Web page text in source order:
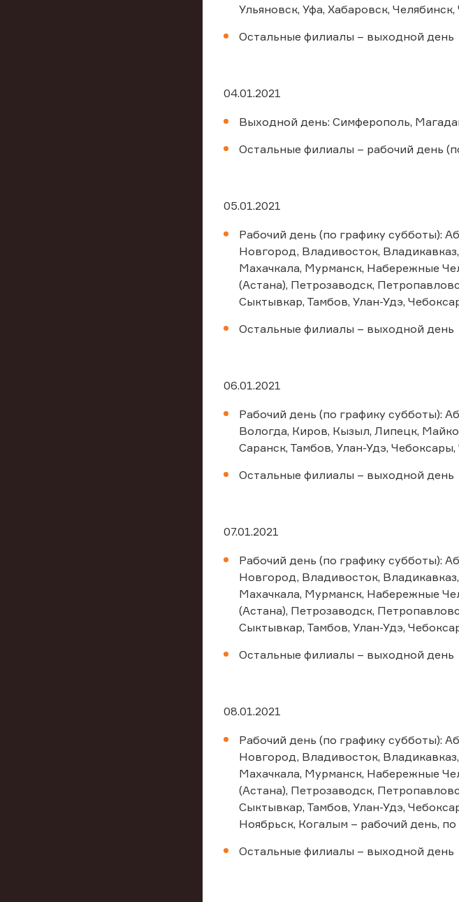
Ульяновск, Уфа, Хабаровск,
Остальные филиалы – выходной день
04.01.2021
Выходной день: Симферополь,
Остальные филиалы – рабочий день
05.01.2021
Рабочий день (по графику субботы):
Новгород, Владивосток,
Махачкала, Мурманск, Набережные
(Астана), Петрозаводск,
Сыктывкар, Тамбов, Улан-Удэ,
Остальные филиалы – выходной день
06.01.2021
Рабочий день (по графику субботы):
Вологда, Киров, Кызыл, Липецк,
Саранск, Тамбов, Улан-Удэ, Чебоксары,
Остальные филиалы – выходной день
07.01.2021
Рабочий день (по графику субботы):
Новгород, Владивосток,
Махачкала, Мурманск, Набережные
(Астана), Петрозаводск,
Сыктывкар, Тамбов, Улан-Удэ,
Остальные филиалы – выходной день
08.01.2021
Рабочий день (по графику субботы):
Новгород, Владивосток,
Махачкала, Мурманск, Набережные
(Астана), Петрозаводск,
Сыктывкар, Тамбов, Улан-Удэ,
Ноябрьск, Когалым – рабочий день,
Остальные филиалы – выходной день